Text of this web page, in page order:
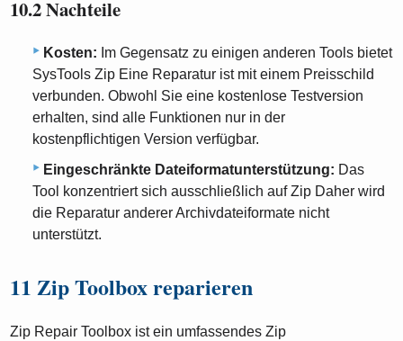
10.2 Nachteile
Kosten: Im Gegensatz zu einigen anderen Tools bietet
SysTools Zip Eine Reparatur ist mit einem Preisschild
verbunden. Obwohl Sie eine kostenlose Testversion
erhalten, sind alle Funktionen nur in der
kostenpflichtigen Version verfügbar.
Eingeschränkte Dateiformatunterstützung: Das
Tool konzentriert sich ausschließlich auf Zip Daher wird
die Reparatur anderer Archivdateiformate nicht
unterstützt.
11 Zip Toolbox reparieren
Zip Repair Toolbox ist ein umfassendes Zip